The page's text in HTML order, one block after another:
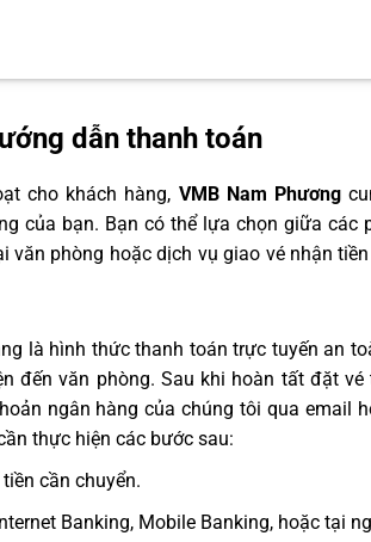
dẫn thanh toán
cho khách hàng, VMB Nam Phương
của bạn. Bạn có thể lựa chọn giữa các
văn phòng hoặc dịch vụ giao vé nhận
là hình thức thanh toán trực tuyến an
đến văn phòng. Sau khi hoàn tất đặt vé
ngân hàng của chúng tôi qua email
thực hiện các bước sau:
cần chuyển.
Banking, Mobile Banking, hoặc tại